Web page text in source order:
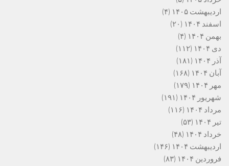
اردیبهشت ۱۴۰۵
(۴)
اسفند ۱۴۰۴
(۲۰)
بهمن ۱۴۰۴
(۴)
دی ۱۴۰۴
(۱۱۲)
آذر ۱۴۰۴
(۱۸۱)
آبان ۱۴۰۴
(۱۶۸)
مهر ۱۴۰۴
(۱۷۹)
شهریور ۱۴۰۴
(۱۹۱)
مرداد ۱۴۰۴
(۱۱۶)
تیر ۱۴۰۴
(۵۳)
خرداد ۱۴۰۴
(۴۸)
اردیبهشت ۱۴۰۴
(۱۴۶)
فروردین ۱۴۰۴
(۸۳)